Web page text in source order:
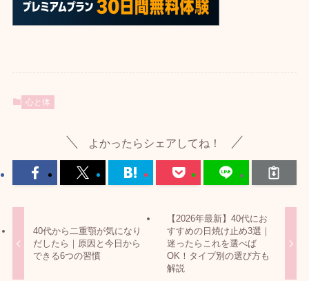
心と体
よかったらシェアしてね！
40代から二重顎が気になり
だしたら｜原因と今日から
できる6つの習慣
【2026年最新】40代にお
すすめの日焼け止め3選｜
迷ったらこれを選べば
OK！タイプ別の選び方も
解説